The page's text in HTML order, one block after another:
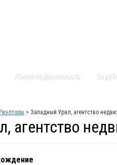
Жилая недвижимость За
Риэлторы > Западный Урал, агентство
агентство